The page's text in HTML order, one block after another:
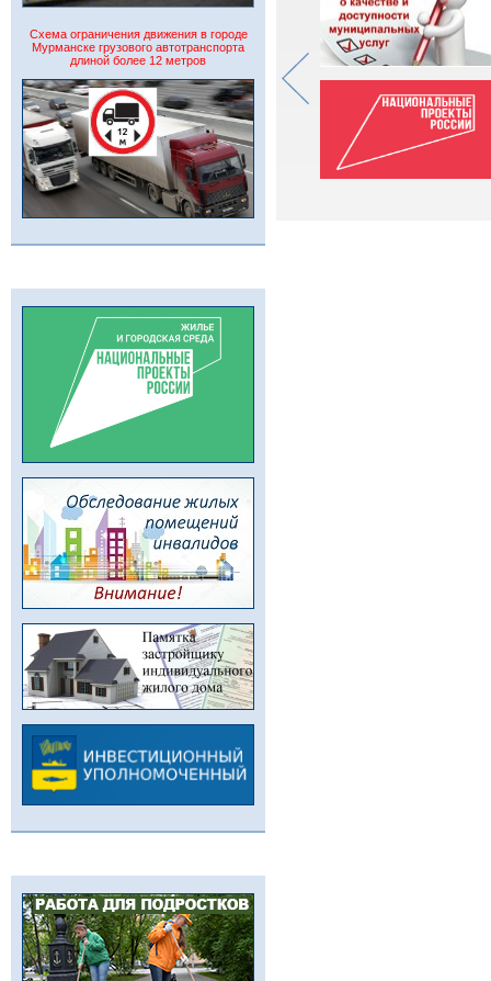
Схема ограничения движения в городе
Мурманске грузового автотранспорта
длиной более 12 метров